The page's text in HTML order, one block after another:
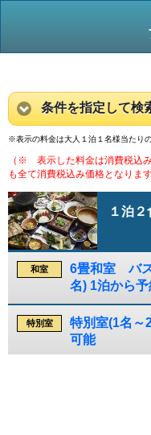
条件を指定して検
※表示の料金は大人１泊１名様当たり
（※ 表示した料金は消費税込
も全て消費税込み価格となります
１泊
和室
6畳和室 バ
名) 1泊から
特別室
特別室(1名～
可能